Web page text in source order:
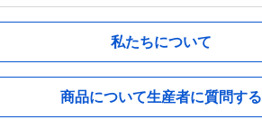
私たちについて
商品について生産者に質問する